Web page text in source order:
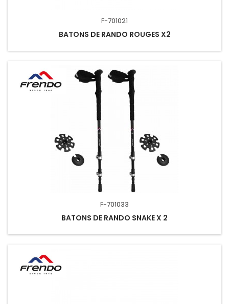
F-701021
BATONS DE RANDO ROUGES X2
F-701033
BATONS DE RANDO SNAKE X 2